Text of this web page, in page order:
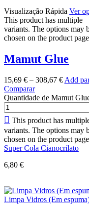
Visualização Rápida Ver
This product has multiple
variants. The options may
chosen on the product page
Mamut Glue
15,69 € – 308,67 € Add
Comparar
Quantidade de Mamut
This product has
variants. The options may
chosen on the product page
Super Cola Cianocrilato
6,80 €
Limpa Vidros (Em